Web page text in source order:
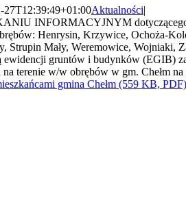
27T12:39:49+01:00Aktualności|
INFORMACYJNYM
Henrysin, Krzywice, Ochoża-
Strupin Mały, Weremowice, Wojniaki,
gruntów i budynków (EGIB)
na terenie w/w obrębów w gm. Chełm
gmina Chełm (559 KB, PDF)